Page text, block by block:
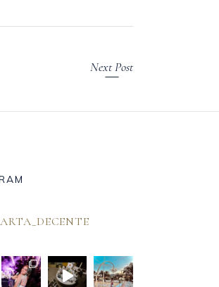
Next Post